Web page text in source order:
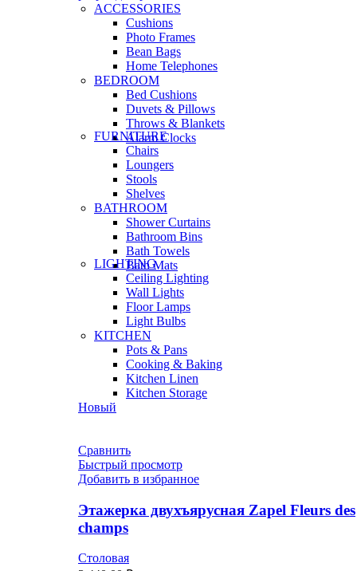
ACCESSORIES
Cushions
Photo Frames
Bean Bags
Home Telephones
BEDROOM
Bed Cushions
Duvets & Pillows
Throws & Blankets
Alarm Clocks
FURNITURE
Chairs
Loungers
Stools
Shelves
BATHROOM
Shower Curtains
Bathroom Bins
Bath Towels
Bath Mats
LIGHTING
Ceiling Lighting
Wall Lights
Floor Lamps
Light Bulbs
KITCHEN
Pots & Pans
Cooking & Baking
Kitchen Linen
Kitchen Storage
Новый
Сравнить
Быстрый просмотр
Добавить в избранное
Этажерка двухъярусная Zapel Fleurs des
champs
Столовая